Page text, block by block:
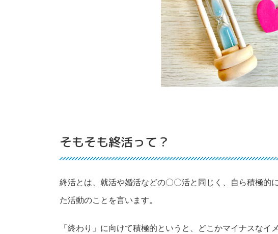
そもそも終活って？
終活とは、就活や婚活などの〇〇活と同じく、自ら積極的
た活動のことを言います。
「終わり」に向けて積極的というと、どこかマイナスなイ